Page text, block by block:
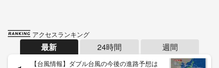
アクセスランキング
最新 24時間 週間
【台風情報】ダブル台風の今後の進路予想は